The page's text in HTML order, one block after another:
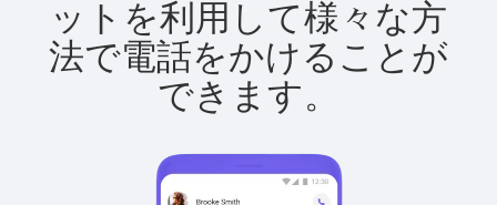
ットを利用して様々な方
法で電話をかけることが
できます。